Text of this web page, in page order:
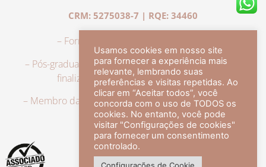
CRM: 5275038-7 | RQE: 34460
– Formação em Medicina pela UFRJ.
– Pós-graduação em Dermatologia pela UFRJ, tendo
finalizado a especialização em 2007.
– Membro da Sociedade Brasileira de Dermatologia,
com título de especialista.
veja mais +
Usamos cookies em nosso site
para fornecer a experiência mais
relevante, lembrando suas
preferências e visitas repetidas. Ao
clicar em “Aceitar todos”, você
concorda com o uso de TODOS os
cookies. No entanto, você pode
visitar "Configurações de cookies"
para fornecer um consentimento
controlado.